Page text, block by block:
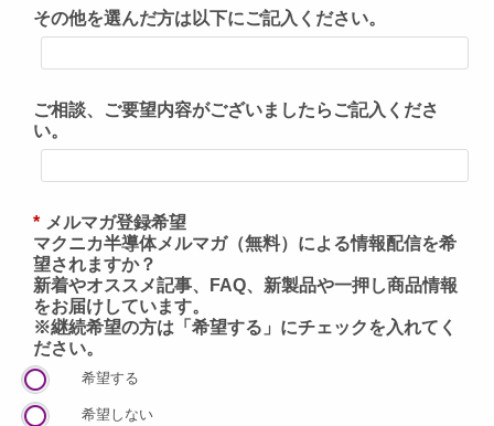
その他を選んだ方は以下にご記入ください。
ご相談、ご要望内容がございましたらご記入くださ
い。
* メルマガ登録希望
マクニカ半導体メルマガ（無料）による情報配信を希
望されますか？
新着やオススメ記事、FAQ、新製品や一押し商品情報
をお届けしています。
※継続希望の方は「希望する」にチェックを入れてく
ださい。
希望する
希望しない